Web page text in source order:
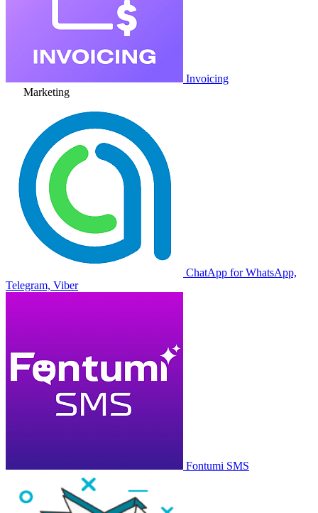
Invoicing
Marketing
ChatApp for WhatsApp,
Telegram, Viber
Fontumi SMS